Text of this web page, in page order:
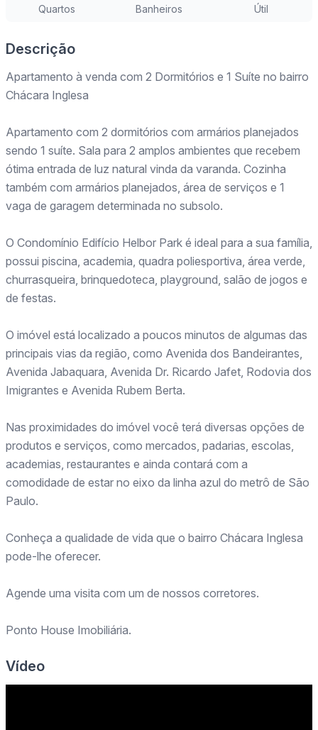
Quartos Banheiros Útil
Descrição
Apartamento à venda com 2 Dormitórios e 1 Suíte no bairro
Chácara Inglesa
Apartamento com 2 dormitórios com armários planejados
sendo 1 suíte. Sala para 2 amplos ambientes que recebem
ótima entrada de luz natural vinda da varanda. Cozinha
também com armários planejados, área de serviços e 1
vaga de garagem determinada no subsolo.
O Condomínio Edifício Helbor Park é ideal para a sua família,
possui piscina, academia, quadra poliesportiva, área verde,
churrasqueira, brinquedoteca, playground, salão de jogos e
de festas.
O imóvel está localizado a poucos minutos de algumas das
principais vias da região, como Avenida dos Bandeirantes,
Avenida Jabaquara, Avenida Dr. Ricardo Jafet, Rodovia dos
Imigrantes e Avenida Rubem Berta.
Nas proximidades do imóvel você terá diversas opções de
produtos e serviços, como mercados, padarias, escolas,
academias, restaurantes e ainda contará com a
comodidade de estar no eixo da linha azul do metrô de São
Paulo.
Conheça a qualidade de vida que o bairro Chácara Inglesa
pode-lhe oferecer.
Agende uma visita com um de nossos corretores.
Ponto House Imobiliária.
Vídeo